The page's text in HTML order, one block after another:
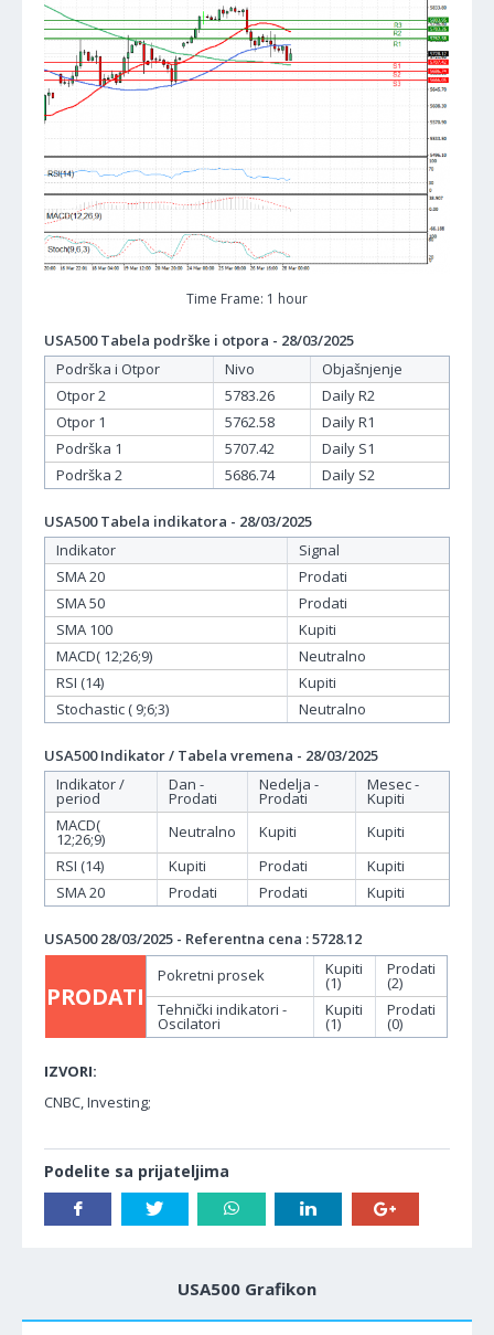
Time Frame: 1 hour
USA500 Tabela podrške i otpora - 28/03/2025
Podrška i Otpor
Nivo
Objašnjenje
Otpor 2
5783.26
Daily R2
Otpor 1
5762.58
Daily R1
Podrška 1
5707.42
Daily S1
Podrška 2
5686.74 Daily S2
USA500 Tabela indikatora - 28/03/2025
Indikator
Signal
SMA 20
Prodati
SMA 50
Prodati
SMA 100
Kupiti
MACD( 12;26;9)
Neutralno
RSI (14)
Kupiti
Stochastic ( 9;6;3)
Neutralno
USA500 Indikator / Tabela vremena - 28/03/2025
Indikator /
period
Dan -
Prodati
Nedelja -
Prodati
Mesec -
Kupiti
MACD(
12;26;9) Neutralno Kupiti
Kupiti
RSI (14)
Kupiti Prodati
Kupiti
SMA 20
Prodati Prodati Kupiti
USA500 28/03/2025 - Referentna cena : 5728.12
PRODATI
Pokretni prosek Kupiti
(1)
Prodati
(2)
Tehnički indikatori -
Oscilatori
Kupiti
(1)
Prodati
(0)
IZVORI:
CNBC, Investing;
Podelite sa prijateljima
USA500 Grafikon